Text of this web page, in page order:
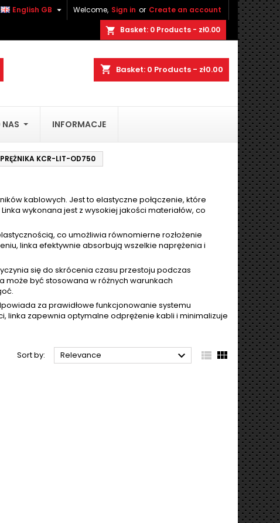
×
×
×
×
Welcome, Sign in or Create an account
English GB 
shopping_cart Basket: 0 Products - zł0.00
shopping_cart Basket: 0 Products - zł0.00
NAS INFORMACJE
KCR-LIT-OD750
kablowych. Jest to elastyczne połączenie, które
wykonana jest z wysokiej jakości materiałów, co
co umożliwia równomierne rozłożenie
linka efektywnie absorbują wszelkie naprężenia i
się do skrócenia czasu przestoju podczas
może być stosowana w różnych warunkach
za prawidłowe funkcjonowanie systemu
linka zapewnia optymalne odprężenie kabli i minimalizuje
Sort by: Relevance   